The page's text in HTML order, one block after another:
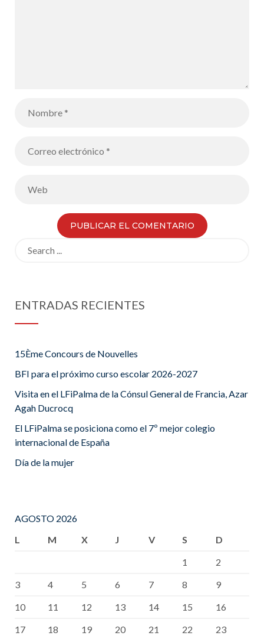
ENTRADAS RECIENTES
15Ème Concours de Nouvelles
BFI para el próximo curso escolar 2026-2027
Visita en el LFiPalma de la Cónsul General de Francia, Azar
Agah Ducrocq
El LFiPalma se posiciona como el 7º mejor colegio
internacional de España
Día de la mujer
AGOSTO 2026
L
M X J V S
D
1
2
3
4 5 6 7 8
9
10
11 12 13 14 15
16
17
18 19 20 21 22 23